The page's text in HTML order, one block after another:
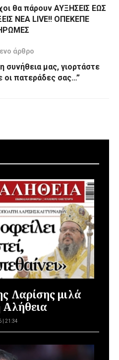
θα πάρουν ΑΥΞΗΣΕΙΣ ΕΩΣ
ΝΕΑ LIVE!! ΟΠΕΚΕΠΕ
άρθρο
συνήθεια μας, γιορτάστε
οι πατεράδες σας…”
Λαρίσης μιλά
| 21:34